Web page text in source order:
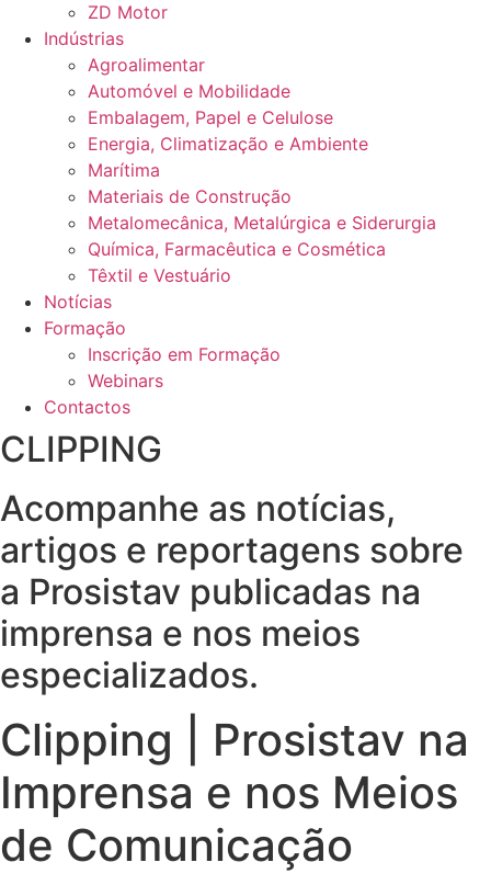
ZD Motor
Indústrias
Agroalimentar
Automóvel e Mobilidade
Embalagem, Papel e Celulose
Energia, Climatização e Ambiente
Marítima
Materiais de Construção
Metalomecânica, Metalúrgica e Siderurgia
Química, Farmacêutica e Cosmética
Têxtil e Vestuário
Notícias
Formação
Inscrição em Formação
Webinars
Contactos
CLIPPING
Acompanhe as notícias,
artigos e reportagens sobre
a Prosistav publicadas na
imprensa e nos meios
especializados.
Clipping | Prosistav na
Imprensa e nos Meios
de Comunicação